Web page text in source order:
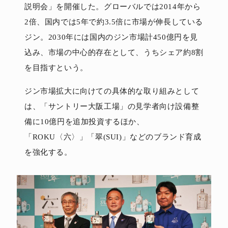
説明会」を開催した。グローバルでは2014年から
2倍、国内では5年で約3.5倍に市場が伸長している
ジン。2030年には国内のジン市場計450億円を見
込み、市場の中心的存在として、うちシェア約8割
を目指すという。
ジン市場拡大に向けての具体的な取り組みとして
は、「サントリー大阪工場」の見学者向け設備整
備に10億円を追加投資するほか、
「ROKU〈六〉」「翠(SUI)」などのブランド育成
を強化する。